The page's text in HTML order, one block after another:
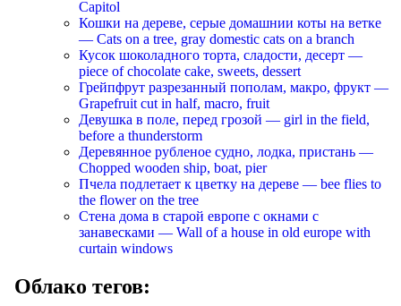
Capitol
Кошки на дереве, серые домашнии коты на ветке
— Cats on a tree, gray domestic cats on a branch
Кусок шоколадного торта, сладости, десерт —
piece of chocolate cake, sweets, dessert
Грейпфрут разрезанный пополам, макро, фрукт —
Grapefruit cut in half, macro, fruit
Девушка в поле, перед грозой — girl in the field,
before a thunderstorm
Деревянное рубленое судно, лодка, пристань —
Chopped wooden ship, boat, pier
Пчела подлетает к цветку на дереве — bee flies to
the flower on the tree
Стена дома в старой европе с окнами с
занавесками — Wall of a house in old europe with
curtain windows
Облако тегов: